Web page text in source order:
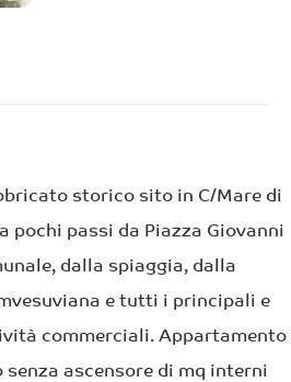
storico sito in C/Mare di
pochi passi da Piazza Giovanni
dalla spiaggia, dalla
e tutti i principali e
commerciali. Appartamento
ascensore di mq interni